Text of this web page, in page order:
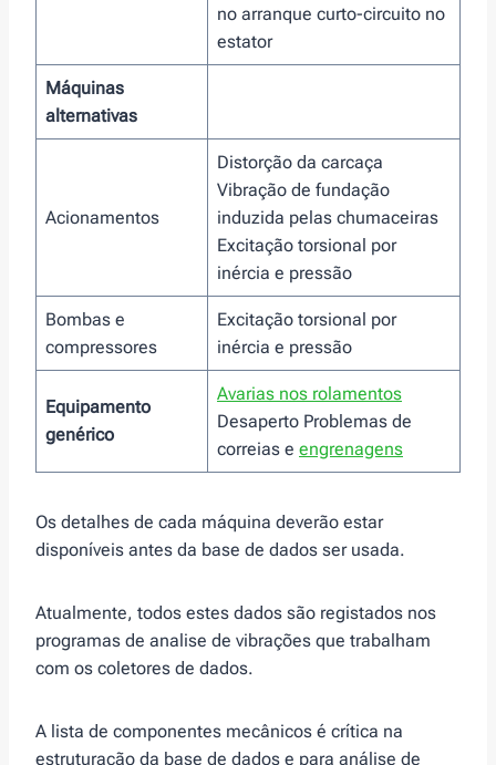
no arranque curto-circuito no
estator
Máquinas
alternativas
Acionamentos
Distorção da carcaça
Vibração de fundação
induzida pelas chumaceiras
Excitação torsional por
inércia e pressão
Bombas e
compressores
Excitação torsional por
inércia e pressão
Equipamento
genérico
Avarias nos rolamentos
Desaperto Problemas de
correias e engrenagens
Os detalhes de cada máquina deverão estar
disponíveis antes da base de dados ser usada.
Atualmente, todos estes dados são registados nos
programas de analise de vibrações que trabalham
com os coletores de dados.
A lista de componentes mecânicos é crítica na
estruturação da base de dados e para análise de